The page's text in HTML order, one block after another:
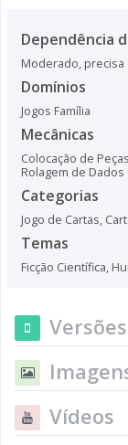
Dependência
Moderado,
Domínios
Jogos Família
Mecânicas
Colocação de Peças
Rolagem de Dados
Categorias
Jogo de Cartas,
Temas
Ficção Científica,
Vídeos